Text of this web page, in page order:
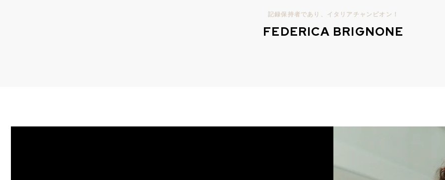
記録保持者であり、イタリアチャンピオン！
FEDERICA BRIGNONE